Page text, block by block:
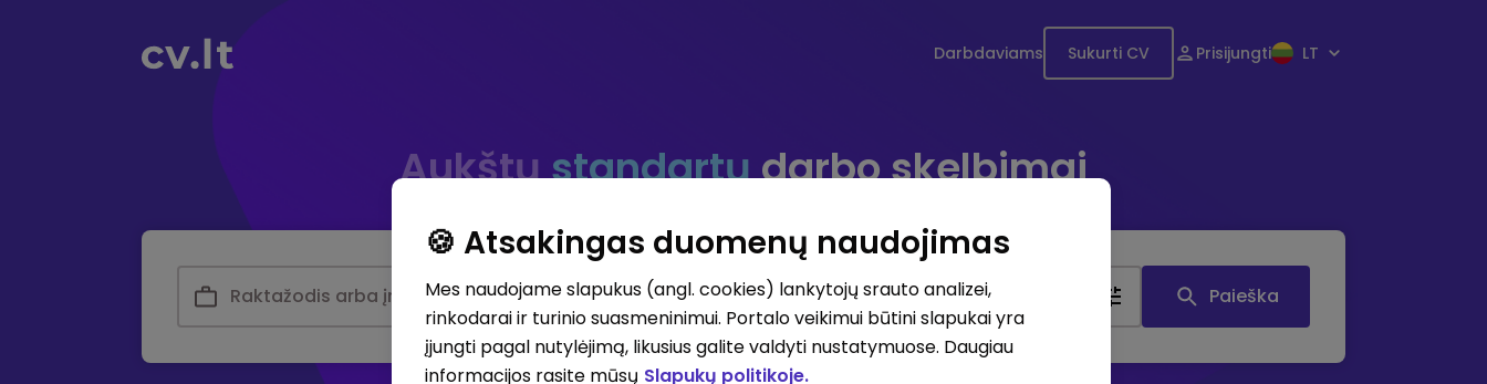
Darbdaviams Sukurti CV Prisijungti LT
Aukštųstandartųdarbo skelbimai
Darbo vieta Darbo sritis Paieška
🍪 Atsakingas duomenų naudojimas
Mes naudojame slapukus (angl. cookies) lankytojų srauto analizei,
rinkodarai ir turinio suasmeninimui. Portalo veikimui būtini slapukai yra
įjungti pagal nutylėjimą, likusius galite valdyti nustatymuose. Daugiau
informacijos rasite mūsų Slapukų politikoje.